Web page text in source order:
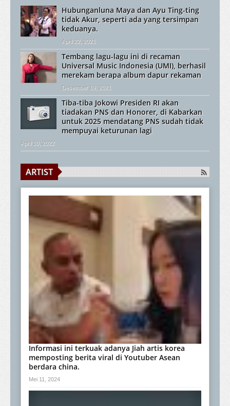
Hubunganluna Maya dan Ayu Ting-ting
tidak Akur, seperti ada yang tersimpan
keduanya.
April 22, 2021
Tembang lagu-lagu ini di recaman
Universal Music Indonesia (UMI), berhasil
merekam berapa album dapur rekaman
Desember 19, 2021
Tiba-tiba Jokowi Presiden RI akan
tiadakan PNS dan Honorer, di Kabarkan
untuk 2025 mendatang PNS sudah tidak
mempuyai keturunan lagi
April 30, 2022
ARTIST
Informasi ini terkuak adanya Jiah artis korea
memposting berita viral di Youtuber Asean
berdara china.
Mei 11, 2024